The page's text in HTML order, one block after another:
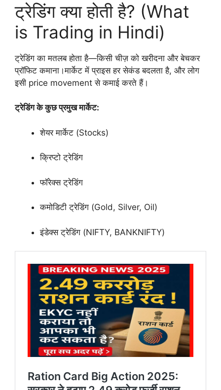
ट्रेडिंग क्या होती है? (What
is Trading in Hindi)
ट्रेडिंग का मतलब होता है—किसी चीज़ को खरीदना और बेचकर
प्रॉफिट कमाना।मार्केट में प्राइस हर सेकंड बदलता है, और लोग
इसी price movement से कमाई करते हैं।
ट्रेडिंग के कुछ प्रमुख मार्केट:
शेयर मार्केट (Stocks)
क्रिप्टो ट्रेडिंग
फॉरेक्स ट्रेडिंग
कमोडिटी ट्रेडिंग (Gold, Silver, Oil)
इंडेक्स ट्रेडिंग (NIFTY, BANKNIFTY)